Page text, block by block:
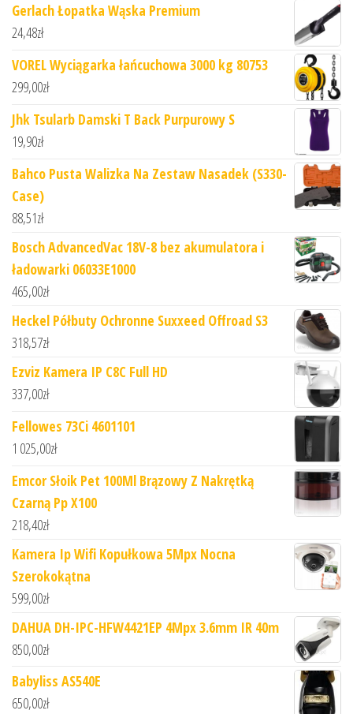
Gerlach Łopatka Wąska Premium
24,48zł
VOREL Wyciągarka łańcuchowa 3000 kg 80753
299,00zł
Jhk Tsularb Damski T Back Purpurowy S
19,90zł
Bahco Pusta Walizka Na Zestaw Nasadek (S330-
Case)
88,51zł
Bosch AdvancedVac 18V-8 bez akumulatora i
ładowarki 06033E1000
465,00zł
Heckel Półbuty Ochronne Suxxeed Offroad S3
318,57zł
Ezviz Kamera IP C8C Full HD
337,00zł
Fellowes 73Ci 4601101
1 025,00zł
Emcor Słoik Pet 100Ml Brązowy Z Nakrętką
Czarną Pp X100
218,40zł
Kamera Ip Wifi Kopułkowa 5Mpx Nocna
Szerokokątna
599,00zł
DAHUA DH-IPC-HFW4421EP 4Mpx 3.6mm IR 40m
850,00zł
Babyliss AS540E
650,00zł